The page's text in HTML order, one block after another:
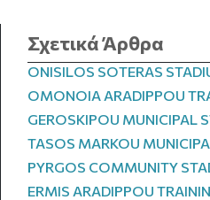
Σχετικά Άρθρα
ONISILOS SOTERAS
OMONOIA ARADIPPOU
GEROSKIPOU MUNICIPAL
TASOS MARKOU
PYRGOS COMMUNITY
ERMIS ARADIPPOU